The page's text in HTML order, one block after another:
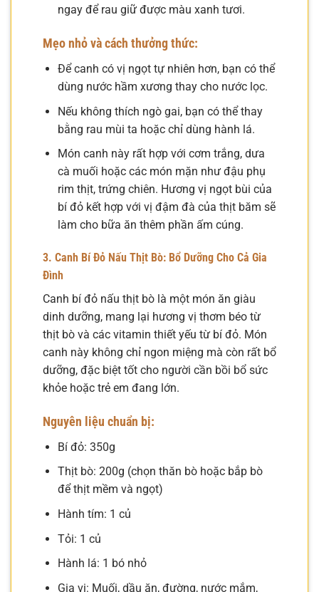
ngay để rau giữ được màu xanh tươi.
Mẹo nhỏ và cách thưởng thức:
Để canh có vị ngọt tự nhiên hơn, bạn có thể
dùng nước hầm xương thay cho nước lọc.
Nếu không thích ngò gai, bạn có thể thay
bằng rau mùi ta hoặc chỉ dùng hành lá.
Món canh này rất hợp với cơm trắng, dưa
cà muối hoặc các món mặn như đậu phụ
rim thịt, trứng chiên. Hương vị ngọt bùi của
bí đỏ kết hợp với vị đậm đà của thịt băm sẽ
làm cho bữa ăn thêm phần ấm cúng.
3. Canh Bí Đỏ Nấu Thịt Bò: Bổ Dưỡng Cho Cả Gia
Đình
Canh bí đỏ nấu thịt bò là một món ăn giàu
dinh dưỡng, mang lại hương vị thơm béo từ
thịt bò và các vitamin thiết yếu từ bí đỏ. Món
canh này không chỉ ngon miệng mà còn rất bổ
dưỡng, đặc biệt tốt cho người cần bồi bổ sức
khỏe hoặc trẻ em đang lớn.
Nguyên liệu chuẩn bị:
Bí đỏ: 350g
Thịt bò: 200g (chọn thăn bò hoặc bắp bò
để thịt mềm và ngọt)
Hành tím: 1 củ
Tỏi: 1 củ
Hành lá: 1 bó nhỏ
Gia vị: Muối, dầu ăn, đường, nước mắm,